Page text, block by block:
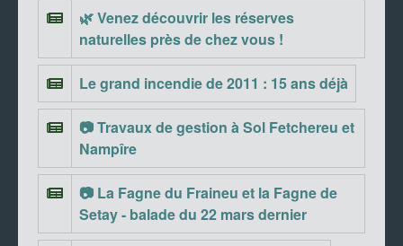
🌿 Venez découvrir les réserves
naturelles près de chez vous !
Le grand incendie de 2011 : 15 ans déjà
📷 Travaux de gestion à Sol Fetchereu et
Nampîre
📷 La Fagne du Fraineu et la Fagne de
Setay - balade du 22 mars dernier